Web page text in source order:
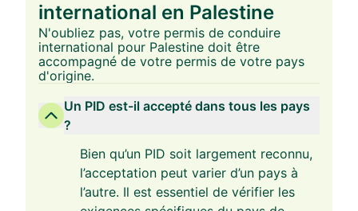
international en Palestine
N'oubliez pas, votre permis de conduire
international pour Palestine doit être
accompagné de votre permis de votre pays
d'origine.
Un PID est-il accepté dans tous les pays
?
Bien qu’un PID soit largement reconnu,
l’acceptation peut varier d’un pays à
l’autre. Il est essentiel de vérifier les